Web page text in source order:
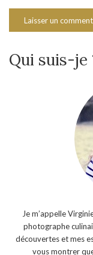
Qui suis-je
Je m’appelle
photographe
découvertes et mes
vous montrer